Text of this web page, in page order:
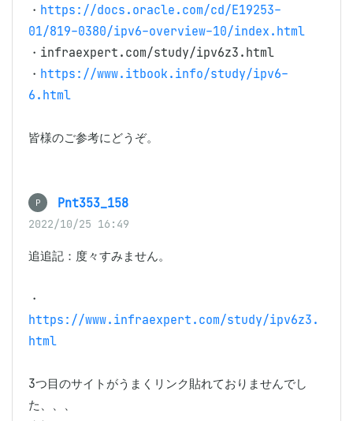
・ https://docs.oracle.com/cd/E19253-
01/819-0380/ipv6-overview-10/index.html
・infraexpert.com/study/ipv6z3.html
・ https://www.itbook.info/study/ipv6-
6.html
皆様のご参考にどうぞ。
P Pnt353_158
2022/10/25 16:49
追追記：度々すみません。
・
https://www.infraexpert.com/study/ipv6z3.
html
3つ目のサイトがうまくリンク貼れておりませんでし
た、、、